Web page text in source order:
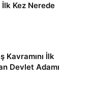
Kez Nerede
Kavramını İlk
Devlet Adamı